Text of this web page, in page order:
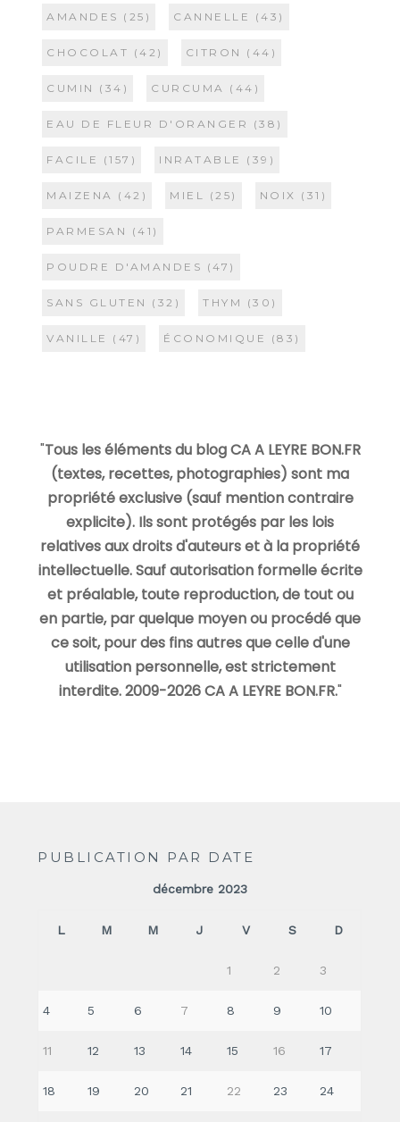
AMANDES (25) CANNELLE (43)
CHOCOLAT (42) CITRON (44)
CUMIN (34) CURCUMA (44)
EAU DE FLEUR D'ORANGER (38)
FACILE (157) INRATABLE (39)
MAIZENA (42) MIEL (25) NOIX (31)
PARMESAN (41)
POUDRE D'AMANDES (47)
SANS GLUTEN (32) THYM (30)
VANILLE (47) ÉCONOMIQUE (83)
"Tous les éléments du blog CA A LEYRE BON.FR
(textes, recettes, photographies) sont ma
propriété exclusive (sauf mention contraire
explicite). Ils sont protégés par les lois
relatives aux droits d'auteurs et à la propriété
intellectuelle. Sauf autorisation formelle écrite
et préalable, toute reproduction, de tout ou
en partie, par quelque moyen ou procédé que
ce soit, pour des fins autres que celle d'une
utilisation personnelle, est strictement
interdite. 2009-2026 CA A LEYRE BON.FR."
PUBLICATION PAR DATE
décembre 2023
L M M J V S D
1 2 3
4 5 6 7 8 9 10
11 12 13 14 15 16 17
18 19 20 21 22 23 24